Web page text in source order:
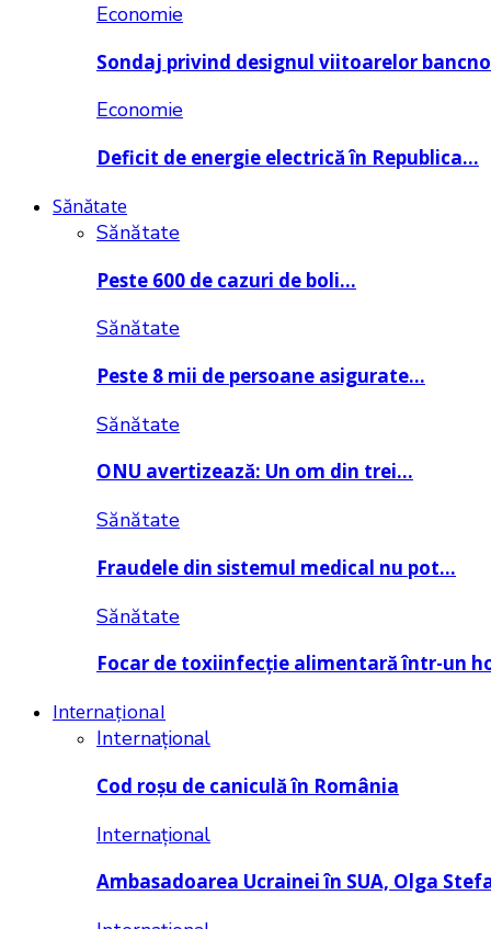
Economie
Sondaj privind designul viitoarelor
Economie
Deficit de energie electrică în Republica…
Sănătate
Sănătate
Peste 600 de cazuri de boli…
Sănătate
Peste 8 mii de persoane asigurate…
Sănătate
ONU avertizează: Un om din trei…
Sănătate
Fraudele din sistemul medical nu pot…
Sănătate
Focar de toxiinfecție alimentară într-un
Internațional
Internațional
Cod roșu de caniculă în România
Internațional
Ambasadoarea Ucrainei în SUA, Olga